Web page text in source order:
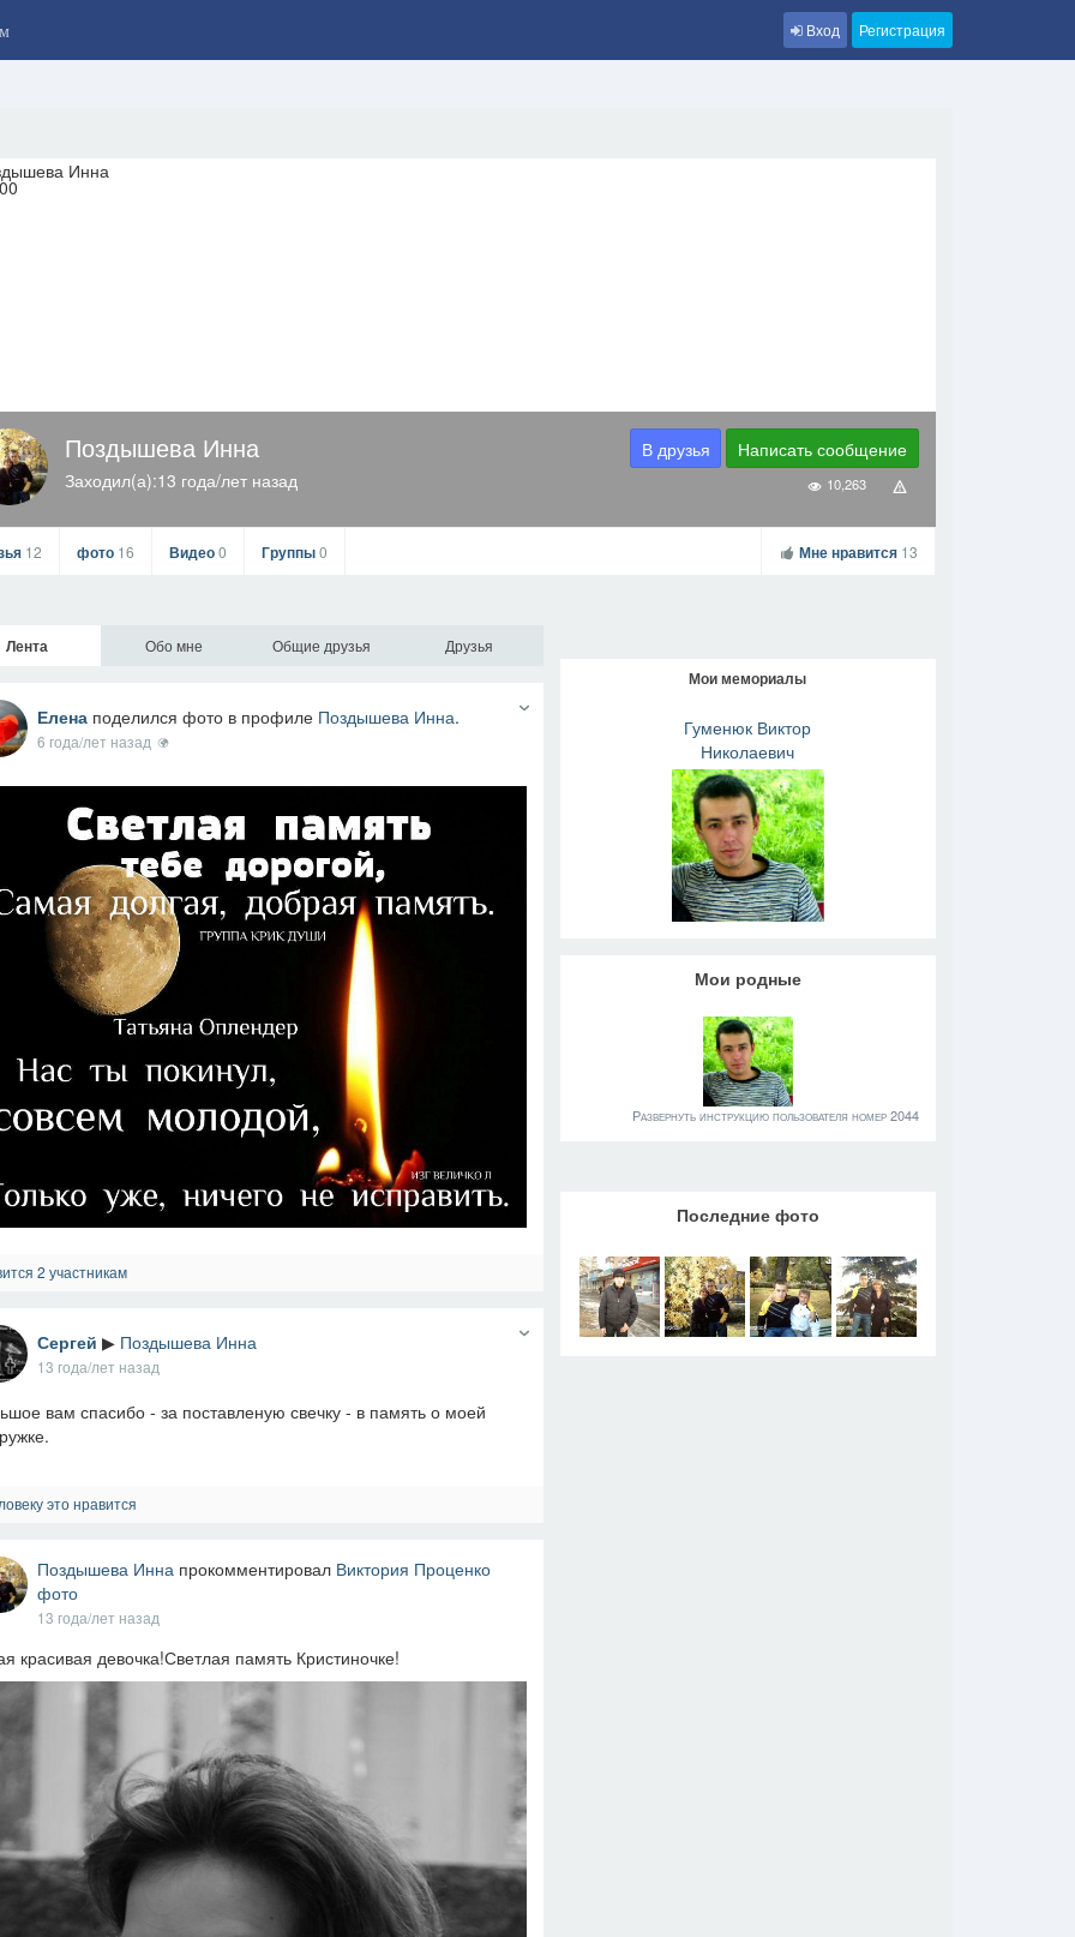
Вход Регистрация
Поздышева Инна
Заходил(а):13 года/лет назад
В друзья Написать сообщение
10,263
12 фото 16 Видео0 Группы0 Мне нравится 13
Мои мемориалы
Гуменюк Виктор
Николаевич
Мои родные
Развернуть инструкцию пользователя номер 2044
Последние фото
Лента Обо мне Общие друзья Друзья
Елена поделился фото в профиле Поздышева Инна.
6 года/лет назад
2 участникам
Сергей▶ Поздышева Инна
13 года/лет назад
вам спасибо - за поставленую свечку - в память о моей
это нравится
Поздышева Инна прокомментировал Виктория Проценко
фото
13 года/лет назад
красивая девочка!Светлая память Кристиночке!